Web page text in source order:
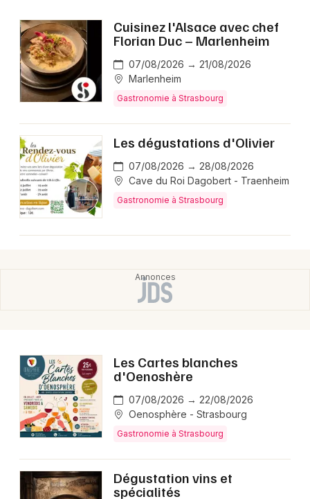
Cuisinez l'Alsace avec chef
Florian Duc – Marlenheim
07/08/2026 → 21/08/2026
Marlenheim
Gastronomie à Strasbourg
Les dégustations d'Olivier
07/08/2026 → 28/08/2026
Cave du Roi Dagobert - Traenheim
Gastronomie à Strasbourg
Les Cartes blanches
d'Oenoshère
07/08/2026 → 22/08/2026
Oenosphère - Strasbourg
Gastronomie à Strasbourg
Dégustation vins et
spécialités